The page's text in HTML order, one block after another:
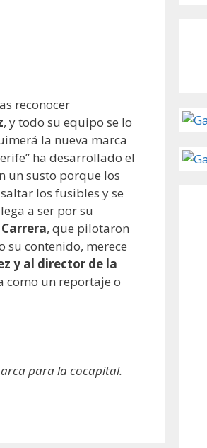
reconocer
, y todo su equipo se lo
la nueva marca
ha desarrollado el
un susto porque los
los fusibles y se
a ser por su
, que pilotaron
su contenido, merece
y al director de la
como un reportaje o
para la cocapital.